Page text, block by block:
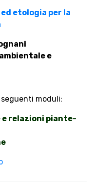
etologia per la
e
moduli:
e relazioni piante-